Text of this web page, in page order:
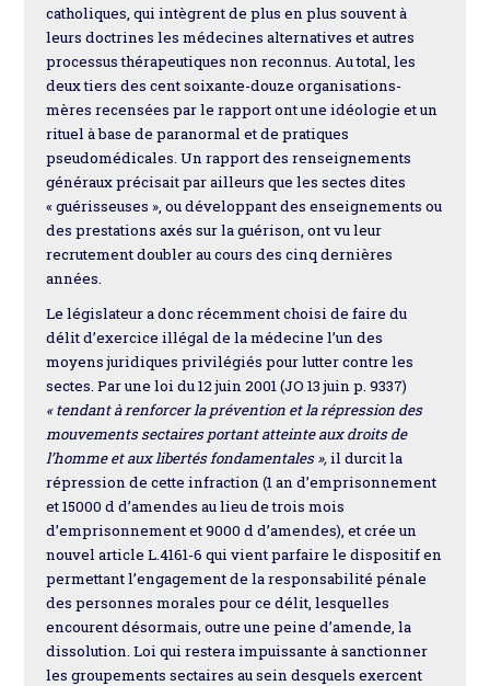
catholiques, qui intègrent de plus en plus souvent à
leurs doctrines les médecines alternatives et autres
processus thérapeutiques non reconnus. Au total, les
deux tiers des cent soixante-douze organisations-
mères recensées par le rapport ont une idéologie et un
rituel à base de paranormal et de pratiques
pseudomédicales. Un rapport des renseignements
généraux précisait par ailleurs que les sectes dites
« guérisseuses », ou développant des enseignements ou
des prestations axés sur la guérison, ont vu leur
recrutement doubler au cours des cinq dernières
années.
Le législateur a donc récemment choisi de faire du
délit d’exercice illégal de la médecine l’un des
moyens juridiques privilégiés pour lutter contre les
sectes. Par une loi du 12 juin 2001 (JO 13 juin p. 9337)
« tendant à renforcer la prévention et la répression des
mouvements sectaires portant atteinte aux droits de
l’homme et aux libertés fondamentales »,il durcit la
répression de cette infraction (1 an d’emprisonnement
et 15000 d d’amendes au lieu de trois mois
d’emprisonnement et 9000 d d’amendes), et crée un
nouvel article L.4161-6 qui vient parfaire le dispositif en
permettant l’engagement de la responsabilité pénale
des personnes morales pour ce délit, lesquelles
encourent désormais, outre une peine d’amende, la
dissolution. Loi qui restera impuissante à sanctionner
les groupements sectaires au sein desquels exercent